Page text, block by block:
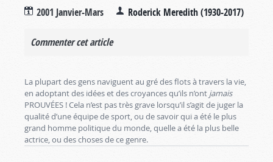
2001 Janvier-Mars Roderick Meredith (1930-2017)
Commenter cet article
La plupart des gens naviguent au gré des flots à travers la vie,
en adoptant des idées et des croyances qu’ils n’ont jamais
PROUVÉES ! Cela n’est pas très grave lorsqu’il s’agit de juger la
qualité d’une équipe de sport, ou de savoir qui a été le plus
grand homme politique du monde, quelle a été la plus belle
actrice, ou des choses de ce genre.